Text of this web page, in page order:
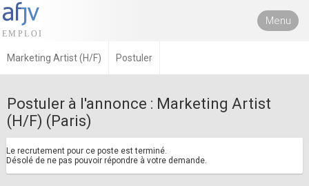
Menu
Marketing Artist (H/F) Postuler
Postuler à l'annonce : Marketing Artist
(H/F) (Paris)
Le recrutement pour ce poste est terminé.
Désolé de ne pas pouvoir répondre à votre demande.